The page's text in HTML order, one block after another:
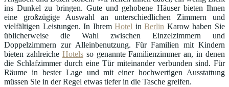
ins Dunkel zu bringen. Gute und gehobene Häuser bieten Ihnen
eine großzügige Auswahl an unterschiedlichen Zimmern und
vielfältigen Leistungen. In IhremHotel inBerlin Karow haben Sie
üblicherweise die Wahl zwischen Einzelzimmern und
Doppelzimmern zur Alleinbenutzung. Für Familien mit Kindern
bieten zahlreiche Hotelsso genannte Familienzimmer an, in denen
die Schlafzimmer durch eine Tür miteinander verbunden sind. Für
Räume in bester Lage und mit einer hochwertigen Ausstattung
müssen Sie in der Regel etwas tiefer in die Tasche greifen.